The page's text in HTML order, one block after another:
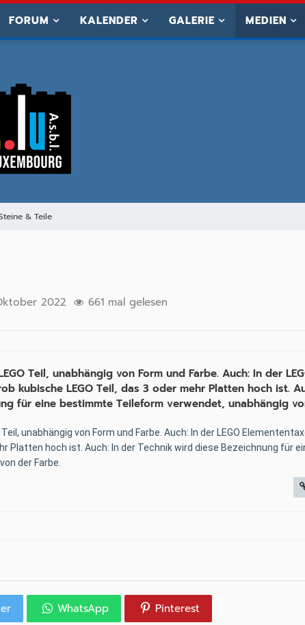
FORUM KALENDER GALERIE MEDIEN
& Teile
2022 661 mal gelesen
Teil, unabhängig von Form und Farbe. Auch: In der
kubische LEGO Teil, das 3 oder mehr Platten hoch ist.
für eine bestimmte Teileform verwendet, unabhängig
unabhängig von Form und Farbe. Auch: In der LEGO
Platten hoch ist. Auch: In der Technik wird diese Bezeichnung für
der Farbe.
WhatsApp Pinterest